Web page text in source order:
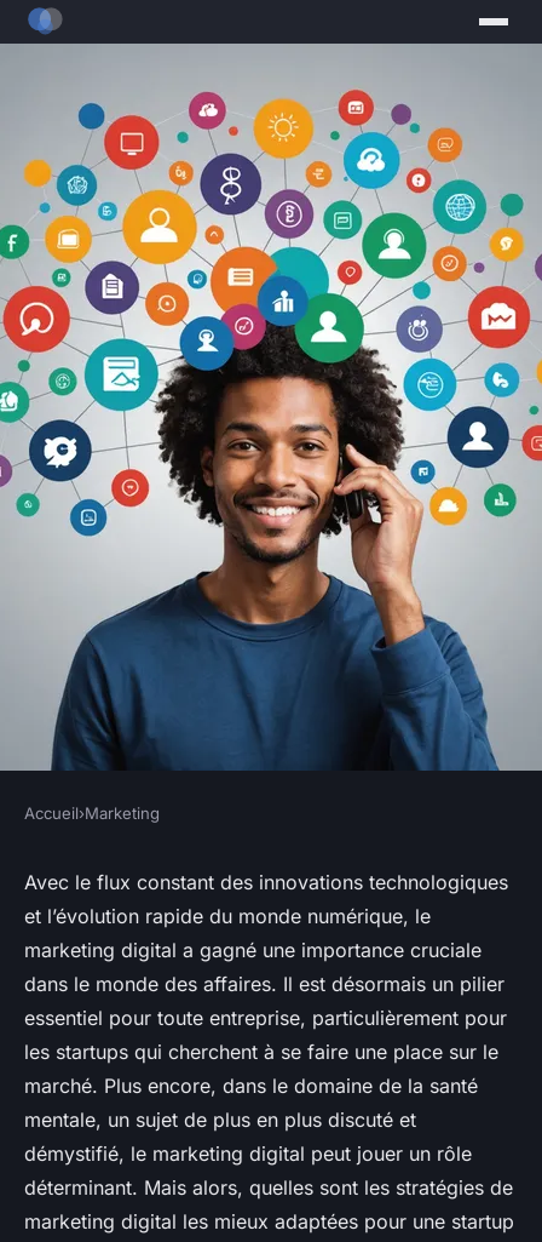
Quelles stratégies de
marketing digital sont les plus
adaptées pour une startup de
services de santé mentale ?
admin•2 octobre 2024•6 min de lecture
Accueil›Marketing
Avec le flux constant des innovations technologiques
et l’évolution rapide du monde numérique, le
marketing digital a gagné une importance cruciale
dans le monde des affaires. Il est désormais un pilier
essentiel pour toute entreprise, particulièrement pour
les startups qui cherchent à se faire une place sur le
marché. Plus encore, dans le domaine de la santé
mentale, un sujet de plus en plus discuté et
démystifié, le marketing digital peut jouer un rôle
déterminant. Mais alors, quelles sont les stratégies de
marketing digital les mieux adaptées pour une startup